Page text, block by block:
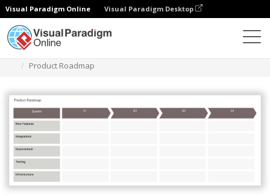
Visual Paradigm Online Visual Paradigm Desktop
Product Roadmap